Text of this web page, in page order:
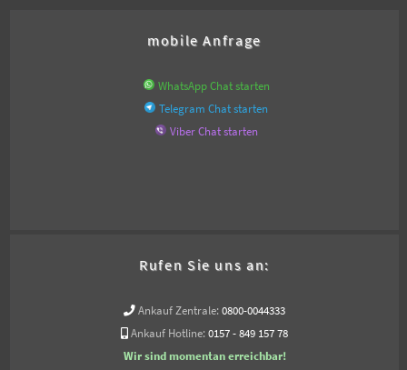
mobile Anfrage
WhatsApp Chat starten
Telegram Chat starten
Viber Chat starten
Rufen Sie uns an:
Ankauf Zentrale: 0800-0044333
Ankauf Hotline: 0157 - 849 157 78
Wir sind momentan erreichbar!